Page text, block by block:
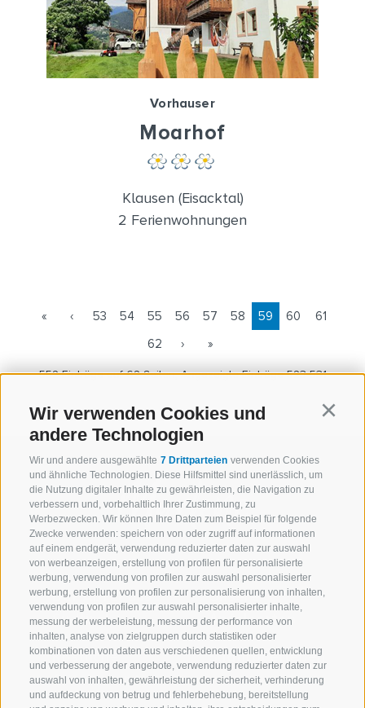
Wir verwenden Cookies und
andere Technologien
Wir und andere ausgewählte 7 Drittparteien verwenden Cookies
und ähnliche Technologien. Diese Hilfsmittel sind unerlässlich, um
die Nutzung digitaler Inhalte zu gewährleisten, die Navigation zu
verbessern und, vorbehaltlich Ihrer Zustimmung, zu
Werbezwecken. Wir können Ihre Daten zum Beispiel für folgende
Zwecke verwenden: speichern von oder zugriff auf informationen
auf einem endgerät, verwendung reduzierter daten zur auswahl
von werbeanzeigen, erstellung von profilen für personalisierte
werbung, verwendung von profilen zur auswahl personalisierter
werbung, erstellung von profilen zur personalisierung von inhalten,
verwendung von profilen zur auswahl personalisierter inhalte,
messung der werbeleistung, messung der performance von
inhalten, analyse von zielgruppen durch statistiken oder
kombinationen von daten aus verschiedenen quellen, entwicklung
und verbesserung der angebote, verwendung reduzierter daten zur
auswahl von inhalten, gewährleistung der sicherheit, verhinderung
und aufdeckung von betrug und fehlerbehebung, bereitstellung
Vorhauser
Moarhof
Klausen (Eisacktal)
2 Ferienwohnungen
« ‹ 53 54 55 56 57 58 59 60
61
62
› »
552 Einträge auf 62 Seiten, Angezeigte Einträge 523-531
Der Apfel aus
Südtirol
Unsere
Apfelsorten
Köstliche
Apfelrezepte
Südtirol erleben
Inspiration